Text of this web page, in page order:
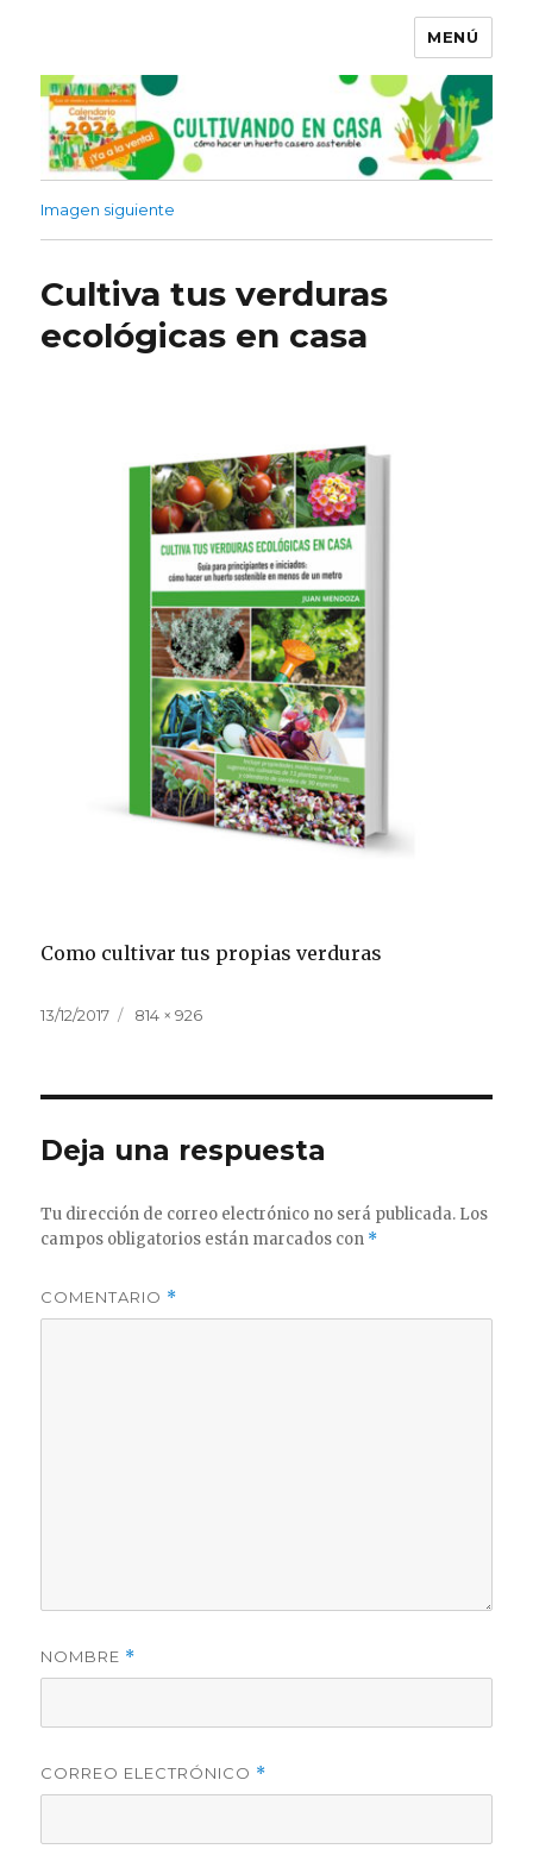
MENÚ
Imagen siguiente
Cultiva tus verduras
ecológicas en casa
Como cultivar tus propias verduras
Publicado
13/12/2017
Tamaño
814 × 926
Deja una respuesta
Tu dirección de correo electrónico no será publicada. Los
campos obligatorios están marcados con *
COMENTARIO *
NOMBRE *
CORREO ELECTRÓNICO *